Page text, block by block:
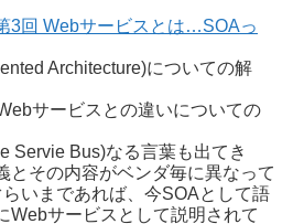
回 Webサービスとは…SOAっ
Architecture)についての解
サービスとの違いについての
Servie Bus)なる言葉も出てき
とその内容がベンダ毎に異なって
いまであれば、今SOAとして語
Webサービスとして説明されて